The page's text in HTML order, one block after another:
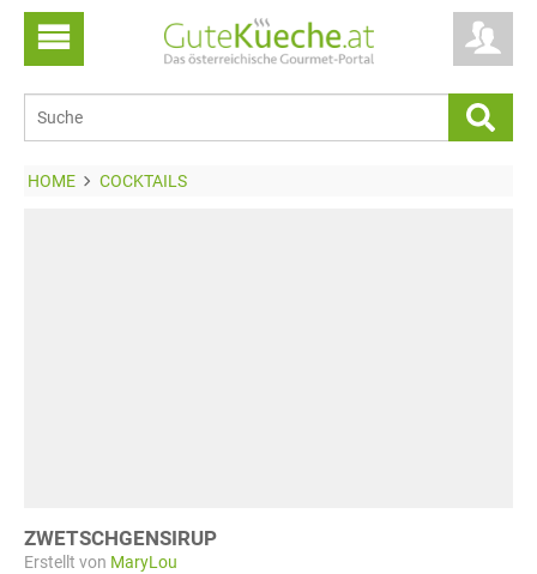
HOME COCKTAILS
ZWETSCHGENSIRUP
Erstellt von MaryLou